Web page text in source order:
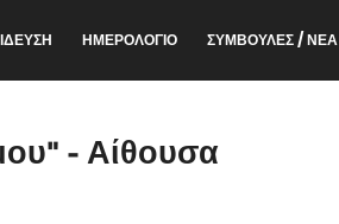
ΗΜΕΡΟΛΟΓΙΟ ΣΥΜΒΟΥΛΕΣ / ΝΕΑ
- Αίθουσα